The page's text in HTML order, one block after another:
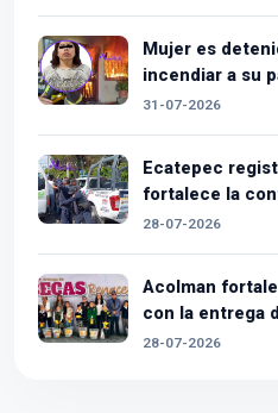
Mujer es
incendiar a su
31-07-2026
Ecatepec
fortalece la
28-07-2026
Acolman
con la entrega
28-07-2026